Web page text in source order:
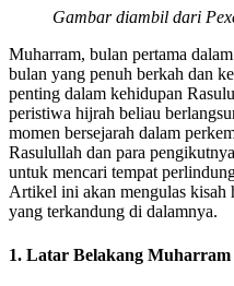
Gambar diambil dari
Muharram, bulan pertama
bulan yang penuh berkah dan
penting dalam kehidupan
peristiwa hijrah beliau
momen bersejarah dalam
Rasulullah dan para
untuk mencari tempat
Artikel ini akan mengulas kisah
yang terkandung di dalamnya.
1. Latar Belakang Muharram